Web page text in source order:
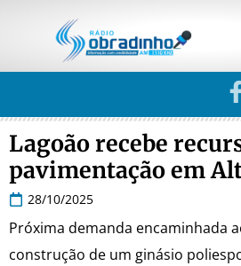
Lagoão recebe
pavimentação em
28/10/2025
Próxima demanda encaminhada
construção de um ginásio